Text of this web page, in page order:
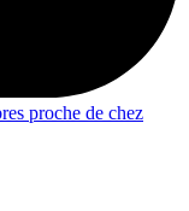
proche de chez